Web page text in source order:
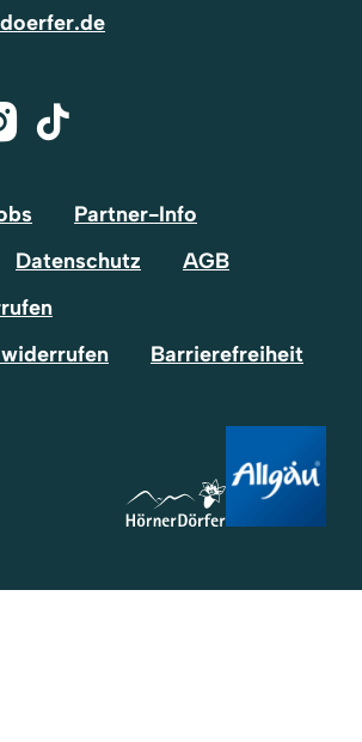
Tik-
Partner-Info
Datenschutz
AGB
Barrierefreiheit